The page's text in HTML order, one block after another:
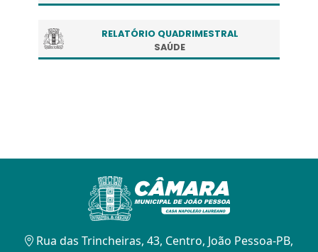
RELATÓRIO QUADRIMESTRAL
SAÚDE
Rua das Trincheiras, 43, Centro, João Pessoa-PB,